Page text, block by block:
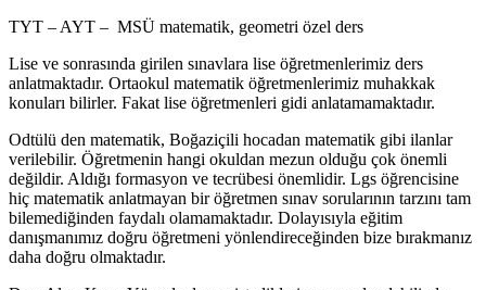
TYT – AYT – MSÜ matematik, geometri özel ders
Lise ve sonrasında girilen sınavlara lise öğretmenlerimiz ders
anlatmaktadır. Ortaokul matematik öğretmenlerimiz muhakkak
konuları bilirler. Fakat lise öğretmenleri gidi anlatamamaktadır.
Odtülü den matematik, Boğaziçili hocadan matematik gibi ilanlar
verilebilir. Öğretmenin hangi okuldan mezun olduğu çok önemli
değildir. Aldığı formasyon ve tecrübesi önemlidir. Lgs öğrencisine
hiç matematik anlatmayan bir öğretmen sınav sorularının tarzını tam
bilemediğinden faydalı olamamaktadır. Dolayısıyla eğitim
danışmanımız doğru öğretmeni yönlendireceğinden bize bırakmanız
daha doğru olmaktadır.